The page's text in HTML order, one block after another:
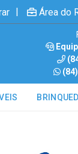
| Área do